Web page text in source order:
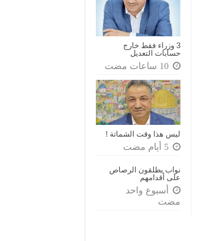
3 وزراء فقط خارج
حسابات التعديل
ليس هذا وقت الشماتة !
نواب يطلقون الرصاص
على أقدامهم
‏أسبوع واحد
مضت